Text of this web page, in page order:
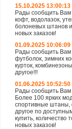
15.10.2025 13:00:13
Рады сообщить Вам
кофт, водолазок,
болоневых штанов
новых заказов!
01.09.2025 10:06:09
Рады сообщить Вам
футболок, зимних
курток,
другое!!!
01.06.2025 10:52:50
Рады сообщить Вам
Более 100 ярких
спортивные штаны,
другое по
купить, количество
новых заказов!